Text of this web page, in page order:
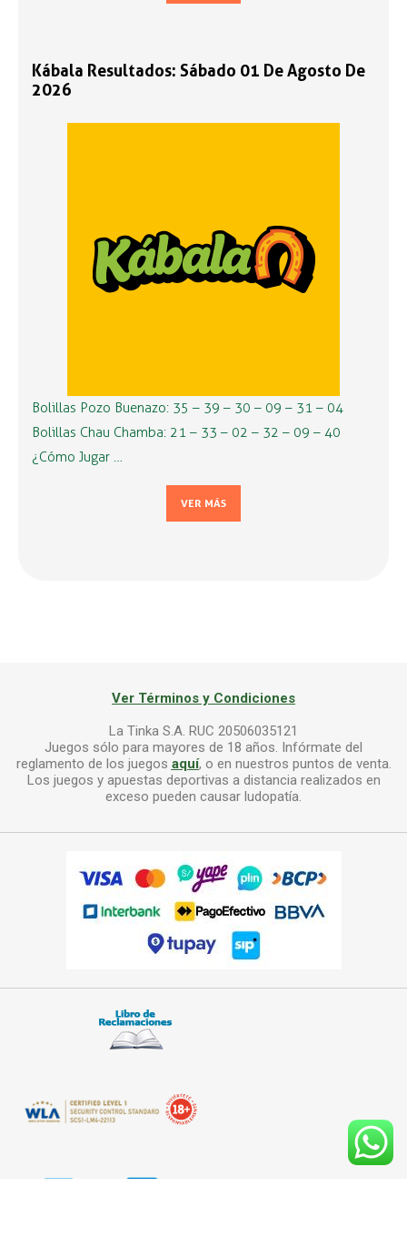
Kábala Resultados: Sábado 01 De Agosto De
2026
Bolillas Pozo Buenazo: 35 – 39 – 30 – 09 – 31 – 04
Bolillas Chau Chamba: 21 – 33 – 02 – 32 – 09 – 40
¿Cómo Jugar …
VER MÁS
Ver Términos y Condiciones
La Tinka S.A. RUC 20506035121
Juegos sólo para mayores de 18 años. Infórmate del
reglamento de los juegos aquí, o en nuestros puntos de venta.
Los juegos y apuestas deportivas a distancia realizados en
exceso pueden causar ludopatía.